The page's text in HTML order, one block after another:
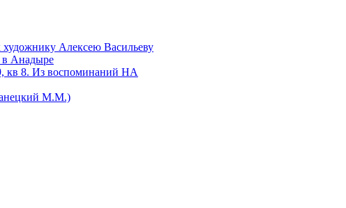
художнику Алексею Васильеву
Анадыре
кв 8. Из воспоминаний НА
М.М.)